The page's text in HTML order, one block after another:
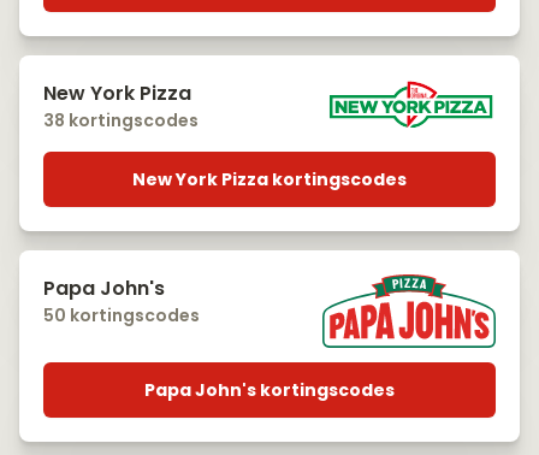
New York Pizza
38 kortingscodes
New York Pizza kortingscodes
Papa John's
50 kortingscodes
Papa John's kortingscodes